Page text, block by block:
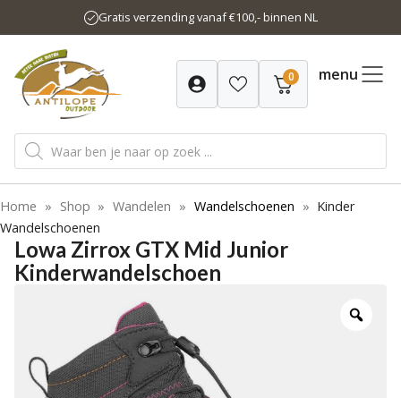
naar
inhoud
Gratis verzending vanaf €100,- binnen NL
0 menu
Producten
zoeken
Home » Shop » Wandelen » Wandelschoenen » Kinder
Wandelschoenen
Lowa Zirrox GTX Mid Junior
Kinderwandelschoen